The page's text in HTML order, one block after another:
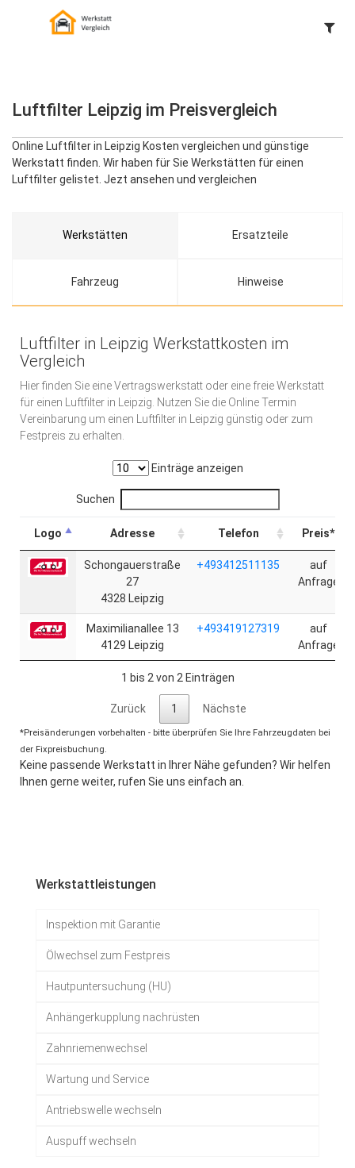
Luftfilter Leipzig im Preisvergleich
Online Luftfilter in Leipzig Kosten vergleichen und günstige
Werkstatt finden. Wir haben für Sie Werkstätten für einen
Luftfilter gelistet. Jezt ansehen und vergleichen
Werkstätten Ersatzteile
Fahrzeug Hinweise
Luftfilter in Leipzig Werkstattkosten im
Vergleich
Hier finden Sie eine Vertragswerkstatt oder eine freie Werkstatt
für einen Luftfilter in Leipzig. Nutzen Sie die Online Termin
Vereinbarung um einen Luftfilter in Leipzig günstig oder zum
Festpreis zu erhalten.
Einträge anzeigen
Suchen
Logo Adresse Telefon Preis*
Schongauerstraße
27
4328 Leipzig
+493412511135
auf
Anfrage
Maximilianallee 13
4129 Leipzig
+493419127319
auf
Anfrage
1 bis 2 von 2 Einträgen
Zurück 1 Nächste
*Preisänderungen vorbehalten - bitte überprüfen Sie Ihre Fahrzeugdaten bei
der Fixpreisbuchung.
Keine passende Werkstatt in Ihrer Nähe gefunden? Wir helfen
Ihnen gerne weiter, rufen Sie uns einfach an.
Werkstattleistungen
Inspektion mit Garantie
Ölwechsel zum Festpreis
Hautpuntersuchung (HU)
Anhängerkupplung nachrüsten
Zahnriemenwechsel
Wartung und Service
Antriebswelle wechseln
Auspuff wechseln